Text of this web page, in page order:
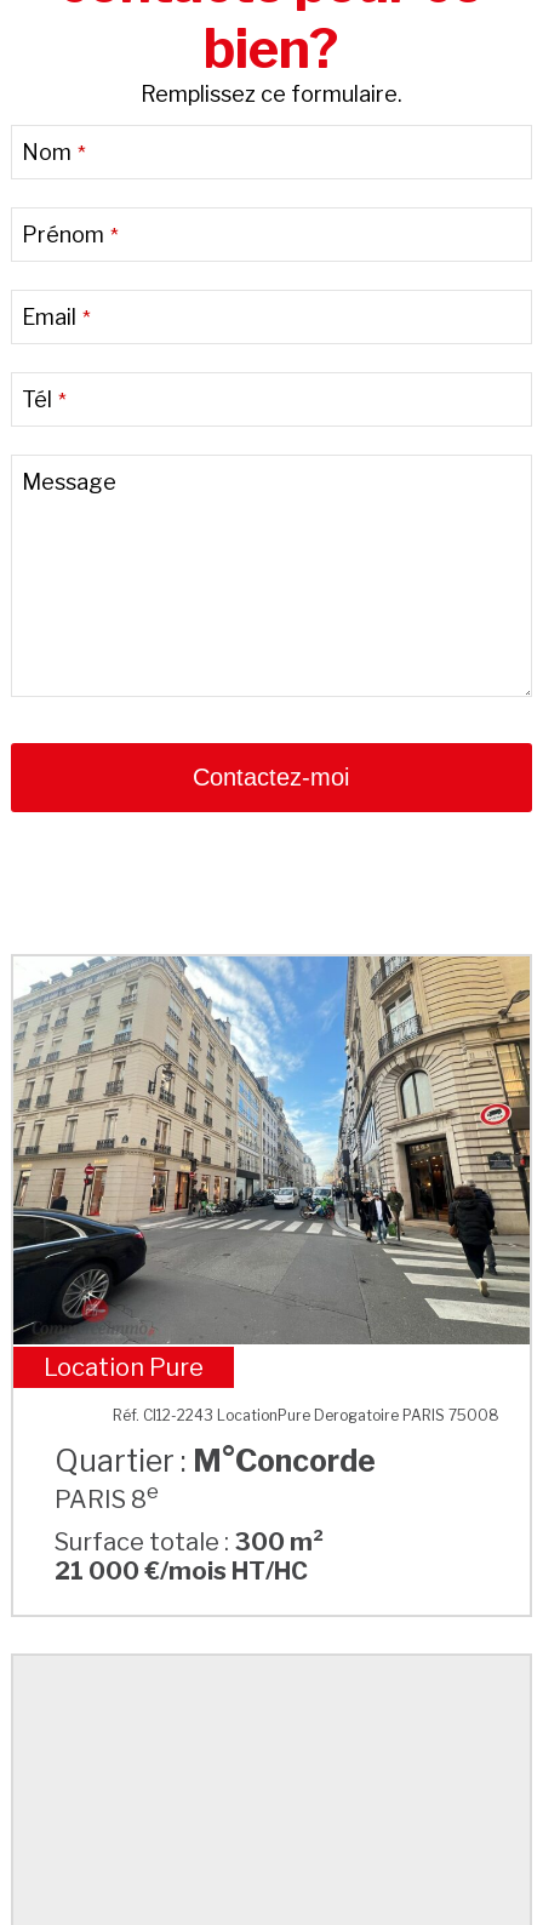
bien?
Remplissez ce formulaire.
Nom *
Prénom *
Email *
Tél *
Message
Contactez-moi
M°Concorde
Location Pure
Réf. CI12-2243 LocationPure Derogatoire PARIS 75008
Quartier : M°Concorde
PARIS 8e
Surface totale : 300 m²
21 000 €/mois HT/HC